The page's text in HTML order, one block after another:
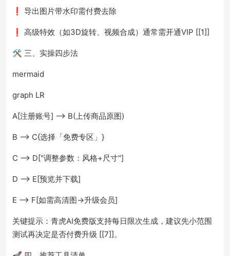
❗ 导出图片带水印需付费去除
❗ 高级特效（如3D旋转、视频合成）通常需开通VIP [[1]]
🛠️ 三、实操四步法
mermaid
graph LR
A[注册账号] --> B(上传商品原图)
B --> C{选择「免费专区」}
C --> D["调整参数：风格+尺寸"]
D --> E[预览并下载]
E --> F[如需高清图→升级会员]
关键提示：青虎AI免费版支持每日限次生成，建议先小范围
测试再决定是否付费升级 [[7]]。